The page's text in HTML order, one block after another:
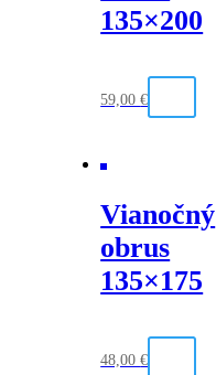
135×200
59,00€
Vianočný
obrus
135×175
48,00€